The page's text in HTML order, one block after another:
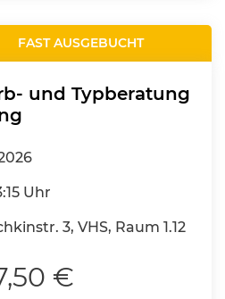
FAST AUSGEBUCHT
und Typberatung
Uhr
3, VHS, Raum 1.12
€